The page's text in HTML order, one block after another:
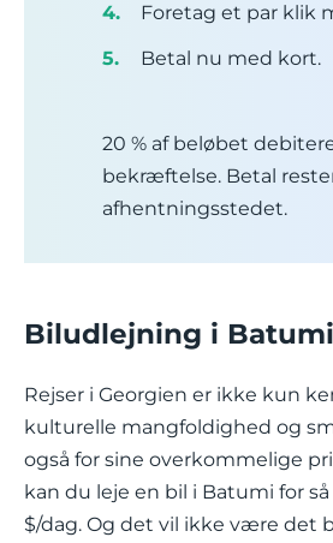
Foretag et par klik
Betal nu med kort.
20 % af beløbet
bekræftelse. Betal
afhentningsstedet.
Biludlejning i
Rejser i Georgien er ikke kun
kulturelle mangfoldighed og
også for sine overkommelige
kan du leje en bil i Batumi for så
$/dag. Og det vil ikke være det